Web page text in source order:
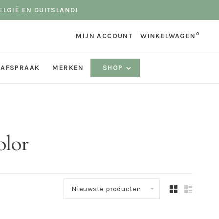
EN DUITSLAND!
MIJN ACCOUNT WINKELWAGEN 0
MERKEN SHOP
Nieuwste producten